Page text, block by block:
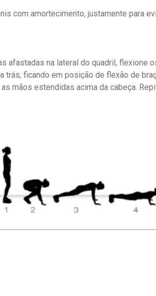
com amortecimento, justamente para
afastadas na lateral do quadril, flexione
trás, ficando em posição de flexão de
mãos estendidas acima da cabeça.